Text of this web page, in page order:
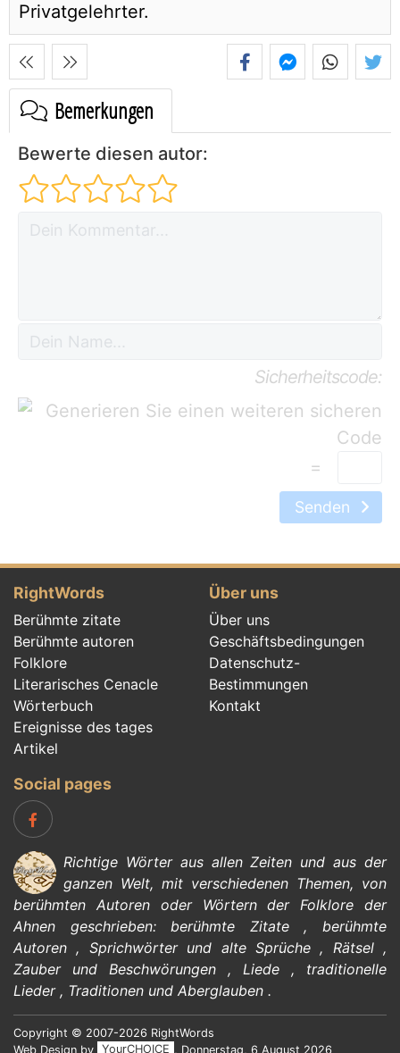
Privatgelehrter.
Bemerkungen
Bewerte diesen autor:
Sicherheitscode:
=
Senden
RightWords
Berühmte zitate
Berühmte autoren
Folklore
Literarisches Cenacle
Wörterbuch
Ereignisse des tages
Artikel
Über uns
Über uns
Geschäftsbedingungen
Datenschutz-
Bestimmungen
Kontakt
Social pages
Richtige Wörter aus allen Zeiten und aus der
ganzen Welt, mit verschiedenen Themen, von
berühmten Autorenoder Wörtern der Folklore der
Ahnen geschrieben: berühmte Zitate, berühmte
Autoren , Sprichwörter und alte Sprüche, Rätsel,
Zauber und Beschwörungen , Liede , traditionelle
Lieder, Traditionen und Aberglauben .
Copyright © 2007-2026 RightWords
Web Design by
YourCHOICE , Donnerstag, 6 August 2026